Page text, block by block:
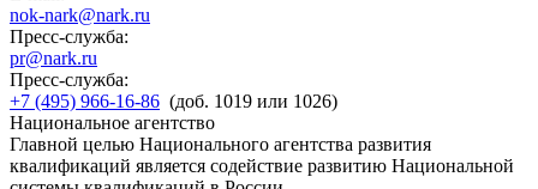
nok-nark@nark.ru
Пресс-служба:
pr@nark.ru
Пресс-служба:
+7 (495) 966-16-86 (доб. 1019 или 1026)
Национальное агентство
Главной целью Национального агентства развития
квалификаций является содействие развитию Национальной